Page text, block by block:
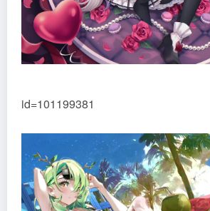
id=101199381